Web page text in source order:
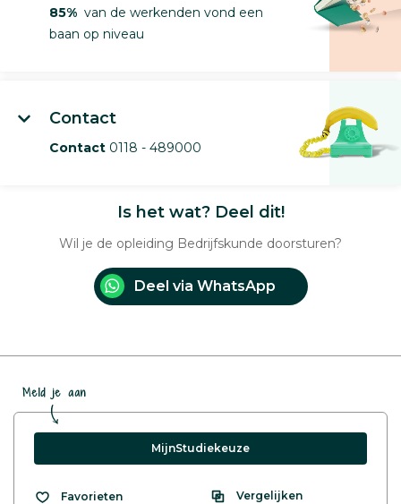
85% van de werkenden vond een
baan op niveau
Contact
Contact 0118 - 489000
Is het wat? Deel dit!
Wil je de opleiding Bedrijfskunde doorsturen?
Deel via WhatsApp
Meld je aan
MijnStudiekeuze
Favorieten Vergelijken